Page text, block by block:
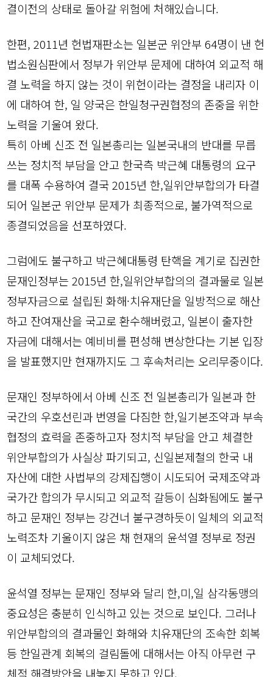
결이전의 상태로 돌아갈 위험에 처해있습니다.
한편, 2011년 헌법재판소는 일본군 위안부 64명이 낸 헌
법소원심판에서 정부가 위안부 문제에 대하여 외교적 해
결 노력을 하지 않는 것이 위헌이라는 결정을 내리자 이
에 대하여 한, 일 양국은 한일청구권협정의 존중을 위한
노력을 기울여 왔다.
특히 아베 신조 전 일본총리는 일본국내의 반대를 무릅
쓰는 정치적 부담을 안고 한국측 박근혜 대통령의 요구
를 대폭 수용하여 결국 2015년 한,일위안부합의가 타결
되어 일본군 위안부 문제가 최종적으로, 불가역적으로
종결되었음을 선포하였다.
그럼에도 불구하고 박근혜대통령 탄핵을 계기로 집권한
문재인정부는 2015년 한,일위안부합의의 결과물로 일본
정부자금으로 설립된 화해·치유재단을 일방적으로 해산
하고 잔여재산을 국고로 환수해버렸고, 일본이 출자한
자금에 대해서는 예비비를 편성해 변상한다는 기본 입장
을 발표했지만 현재까지도 그 후속처리는 오리무중이다.
문재인 정부하에서 아베 신조 전 일본총리가 일본과 한
국간의 우호선린과 번영을 다짐한 한,일기본조약과 부속
협정의 효력을 존중하고자 정치적 부담을 안고 체결한
위안부합의가 사실상 파기되고, 신일본제철의 한국 내
자산에 대한 사법부의 강제집행이 시도되어 국제조약과
국가간 합의가 무시되고 외교적 갈등이 심화됨에도 불구
하고 문재인 정부는 강건너 불구경하듯이 일체의 외교적
노력조차 기울이지 않은 채 현재의 윤석열 정부로 정권
이 교체되었다.
윤석열 정부는 문재인 정부와 달리 한,미,일 삼각동맹의
중요성은 충분히 인식하고 있는 것으로 보인다. 그러나
위안부합의의 결과물인 화해와 치유재단의 조속한 회복
등 한일관계 회복의 걸림돌에 대해서는 아직 아무런 구
체적 해결방안을 내놓지 못하고 있다.